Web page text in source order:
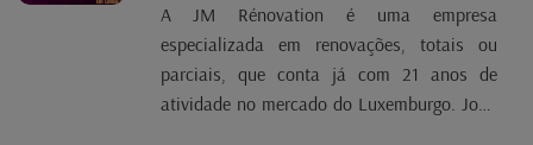
A JM Rénovation é uma empresa
especializada em renovações, totais ou
parciais, que conta já com 21 anos de
atividade no mercado do Luxemburgo. João